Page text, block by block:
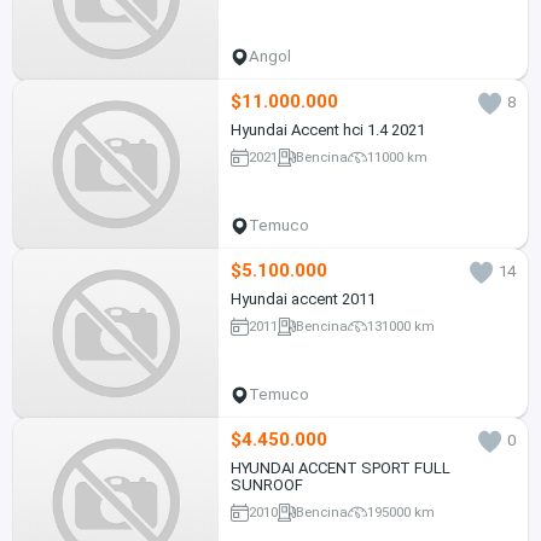
Angol
$11.000.000
8
Hyundai Accent hci 1.4 2021
2021 Bencina 11000 km
Temuco
$5.100.000
14
Hyundai accent 2011
2011 Bencina 131000 km
Temuco
$4.450.000
0
HYUNDAI ACCENT SPORT FULL
SUNROOF
2010 Bencina 195000 km